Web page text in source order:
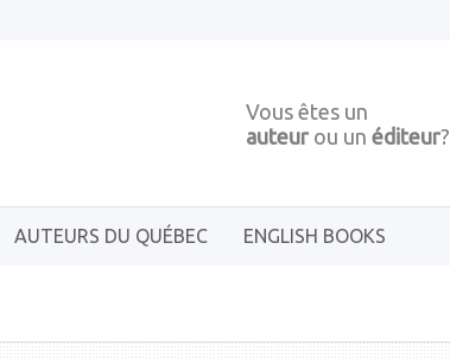
Vous êtes un
auteurou un éditeur?
AUTEURS DU QUÉBEC ENGLISH BOOKS